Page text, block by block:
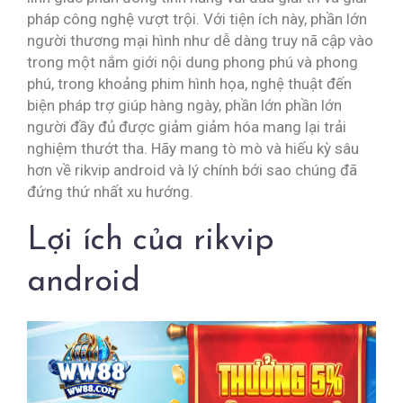
pháp công nghệ vượt trội. Với tiện ích này, phần lớn
người thương mại hình như dễ dàng truy nã cập vào
trong một nắm giới nội dung phong phú và phong
phú, trong khoảng phim hình họa, nghệ thuật đến
biện pháp trợ giúp hàng ngày, phần lớn phần lớn
người đầy đủ được giảm giảm hóa mang lại trải
nghiệm thướt tha. Hãy mang tò mò và hiếu kỳ sâu
hơn về rikvip android và lý chính bới sao chúng đã
đứng thứ nhất xu hướng.
Lợi ích của rikvip
android